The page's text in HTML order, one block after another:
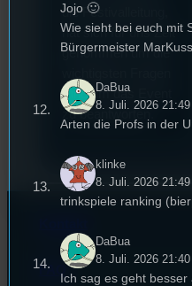
die Festivalleitung,
hat sich für uns Zeit
genommen um die
rund um das Event
zu beantworten.
FAQ
Jojo 🙂
Wie sieht bei euch mit
Bürgermeister
DaBua
8. Juli. 2026 21:49
Arten die Profs in der
klinke
8. Juli. 2026 21:49
trinkspiele ranking
DaBua
8. Juli. 2026 21:40
Ich sag es geht besser